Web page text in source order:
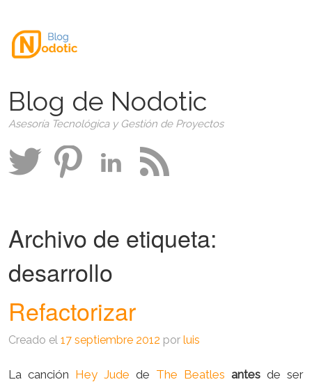
Blog de Nodotic
Asesoría Tecnológica y Gestión de Proyectos
Archivo de etiqueta:
desarrollo
Refactorizar
Creado el 17 septiembre 2012 por luis
La canción Hey Jude de The Beatles antesde ser